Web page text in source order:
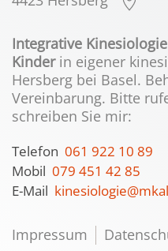
Integrative
Kinderin eigener
Hersberg bei Basel.
Vereinbarung. Bitte
schreiben Sie mir:
Telefon 061 922 10 89
Mobil 079 451 42 85
E-Mail
Impressum